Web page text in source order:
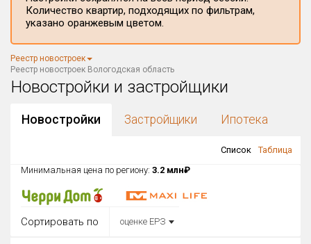
Регион ЖК
Вологодская область
Район в регионе
Все
Все
Район в городе
Количество квартир, подходящих по фильтрам,
указано оранжевым цветом.
Реестр новостроек
Реестр новостроек Вологодская область
Новостройки и застройщики
Новостройки Застройщики Ипотека
Список
Таблица
Минимальная цена по региону: 3.2 млн₽
Сортировать по оценке ЕРЗ